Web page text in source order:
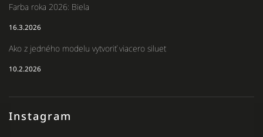
Instagram
Farba roka 2026: Biela
16.3.2026
Ako z jedného modelu vytvoriť viacero siluet
10.2.2026